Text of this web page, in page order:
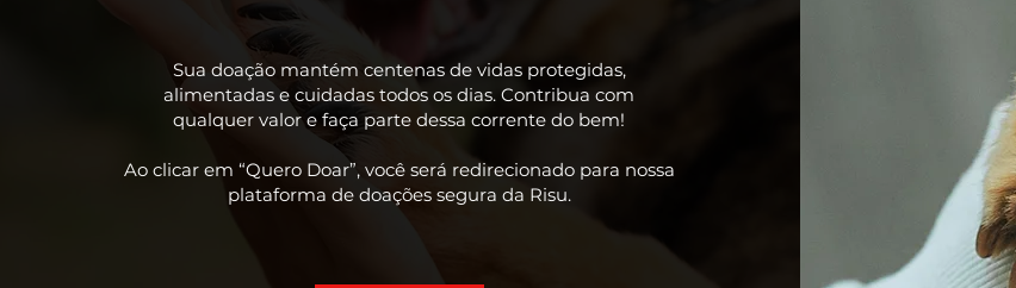
Sua doação mantém centenas de vidas protegidas,
alimentadas e cuidadas todos os dias. Contribua com
qualquer valor e faça parte dessa corrente do bem!
Ao clicar em “Quero Doar”, você será redirecionado para nossa
plataforma de doações segura da Risu.